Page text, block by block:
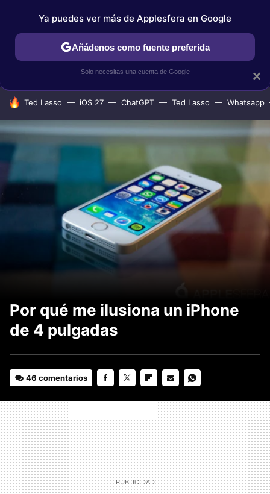
IPHONE TUTORIALES APPLESFERA SELECCIÓN
HOY SE HABLA DE
Ted Lasso iOS 27 ChatGPT Ted Lasso Whatsapp
Por qué me ilusiona un iPhone
de 4 pulgadas
46 comentarios
MAIL
×
Ya puedes ver más de Applesfera en Google
Añádenos como fuente preferida
Solo necesitas una cuenta de Google